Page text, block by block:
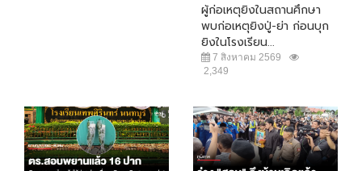
ผู้ก่อเหตุยิงในสถานศึกษา
พบก่อเหตุยิงปู่-ย่า ก่อนบุก
ยิงในโรงเรียน...
7 สิงหาคม 2569
2,349